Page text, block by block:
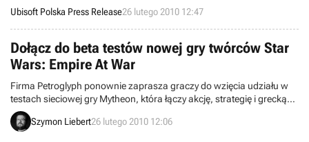
renesansowa potęga morska, ośrodek handlu i sztuki to nowy
obszar ekspansji handlowej. Teraz każdy gracz będzie miał szansę
zdobyć wpływy w księstwie weneckim, dzięki nowemu dodatkowi do
gry Anno 1404, który poszerza znany już graczom świat o nową
kulturę.
Ubisoft Polska Press Release26 lutego 2010 12:47
Dołącz do beta testów nowej gry twórców Star
Wars: Empire At War
Firma Petroglyph ponownie zaprasza graczy do wzięcia udziału w
testach sieciowej gry Mytheon, która łączy akcję, strategię i grecką
mitologię. Zamknięta beta produkcji trwa od jakiegoś czasu, ale do
tej pory była dostępna jedynie dla wąskiego grona fanów. Teraz do
Szymon Liebert26 lutego 2010 12:06